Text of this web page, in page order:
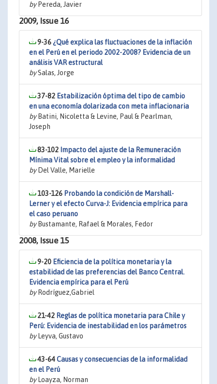
byPereda, Javier
2009, Issue 16
9-36 ¿Qué explica las fluctuaciones de la inflación
en el Perú en el periodo 2002-2008? Evidencia de un
análisis VAR estructural
bySalas, Jorge
37-82 Estabilización óptima del tipo de cambio
en una economía dolarizada con meta inflacionaria
byBatini, Nicoletta & Levine, Paul & Pearlman,
Joseph
83-102 Impacto del ajuste de la Remuneración
Mínima Vital sobre el empleo y la informalidad
byDel Valle, Marielle
103-126 Probando la condición de Marshall-
Lerner y el efecto Curva-J: Evidencia empírica para
el caso peruano
byBustamante, Rafael & Morales, Fedor
2008, Issue 15
9-20 Eficiencia de la política monetaria y la
estabilidad de las preferencias del Banco Central.
Evidencia empírica para el Perú
byRodríguez,Gabriel
21-42 Reglas de política monetaria para Chile y
Perú: Evidencia de inestabilidad en los parámetros
byLeyva, Gustavo
43-64Causas y consecuencias de la informalidad
en el Perú
byLoayza, Norman